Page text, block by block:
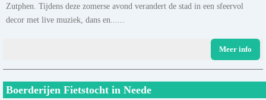
Zutphen. Tijdens deze zomerse avond verandert de stad in een sfeervol
decor met live muziek, dans en......
Meer info
Boerderijen Fietstocht in Neede